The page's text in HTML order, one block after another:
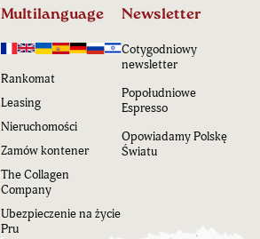
Multilanguage
Rankomat
Leasing
Nieruchomości
Zamów kontener
The Collagen
Company
Ubezpieczenie na życie
Pru
Newsletter
Cotygodniowy
newsletter
Popołudniowe
Espresso
Opowiadamy Polskę
Światu